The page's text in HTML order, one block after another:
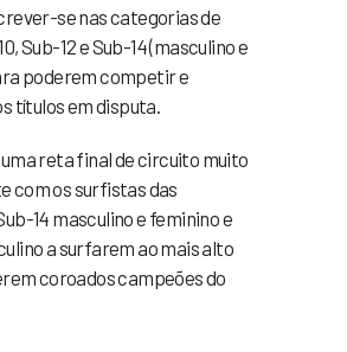
se nas categorias de
Sub-12 e Sub-14 (masculino e
poderem competir e
títulos em disputa.
reta final de circuito muito
com os surfistas das
14 masculino e feminino e
a surfarem ao mais alto
coroados campeões do